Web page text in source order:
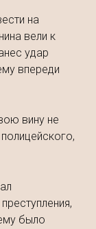
на
вели к
удар
впереди
вину не
было